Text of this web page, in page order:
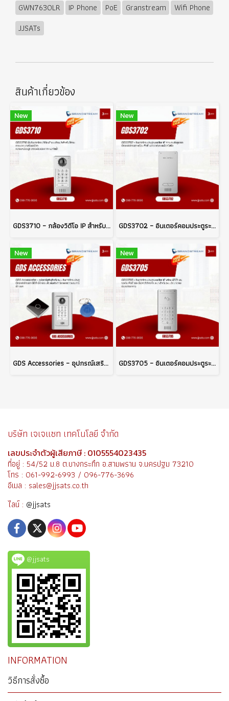
GWN7630LR IP Phone PoE Granstream
Wifi Phone
JJSATs
สินค้าเกี่ยวข้อง
New
GDS3710 – กล้องวิดีโอ IP สำหรับระบบควบคุมการเข้าออกจาก Grandstream
New
GDS3702 – อินเตอร์คอมประตูระบบเสียง IP ความคมชัดสูงจาก Grandstream พร้อม PoE และรองรับระบบล็อกไฟฟ้า
New
GDS Accessories – อุปกรณ์เสริมสำหรับระบบอินเตอร์คอมประตู Grandstream GDS Series เพื่อเพิ่มประสิทธิภาพการควบคุมการเข้า-ออก
New
GDS3705 – อินเตอร์คอมประตูระบบเสียง IP พร้อม RFID และรองรับ PoE จาก Grandstream เหมาะสำหรับระบบรักษาความปลอดภัยอาคาร
บริษัท เจเจแซท เทคโนโลยี จำกัด
เลขประจำตัวผู้เสียภาษี : 0105554023435
ที่อยู่ : 54/52 ม.8 ต.บางกระทึก อ.สามพราน จ.นครปฐม 73210
โทร : 061-992-6993 / 096-776-3696
อีเมล : sales@jjsats.co.th
ไลน์ : @jjsats
@jjsats
INFORMATION
วิธีการสั่งซื้อ